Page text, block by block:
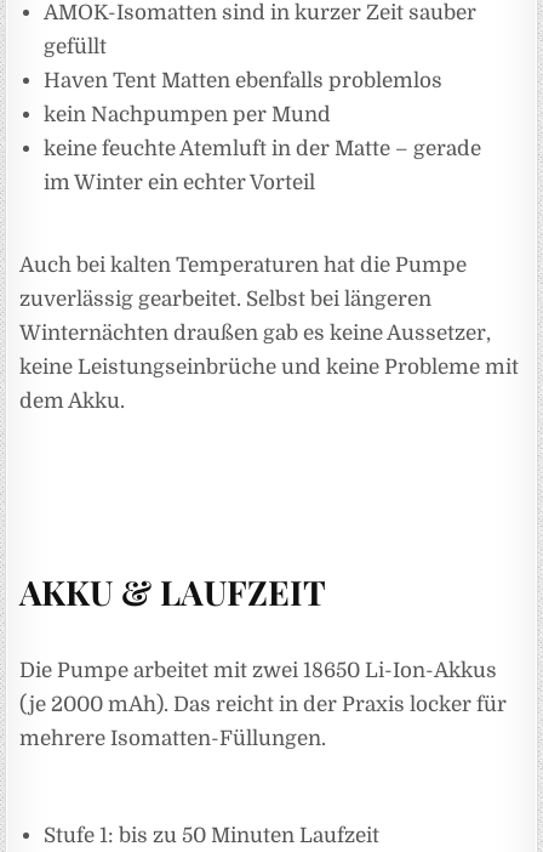
AMOK-Isomatten sind in kurzer Zeit sauber
gefüllt
Haven Tent Matten ebenfalls problemlos
kein Nachpumpen per Mund
keine feuchte Atemluft in der Matte – gerade
im Winter ein echter Vorteil
Auch bei kalten Temperaturen hat die Pumpe
zuverlässig gearbeitet. Selbst bei längeren
Winternächten draußen gab es keine Aussetzer,
keine Leistungseinbrüche und keine Probleme mit
dem Akku.
AKKU & LAUFZEIT
Die Pumpe arbeitet mit zwei 18650 Li-Ion-Akkus
(je 2000 mAh). Das reicht in der Praxis locker für
mehrere Isomatten-Füllungen.
Stufe 1: bis zu 50 Minuten Laufzeit